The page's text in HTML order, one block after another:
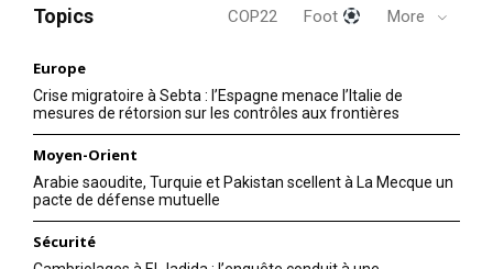
Insight Publications
À propos
Nous contacter
Formules d’abonnement
Topics COP22 Foot More
Europe
Crise migratoire à Sebta : l’Espagne menace l’Italie de
mesures de rétorsion sur les contrôles aux frontières
Moyen-Orient
Arabie saoudite, Turquie et Pakistan scellent à La Mecque un
pacte de défense mutuelle
Sécurité